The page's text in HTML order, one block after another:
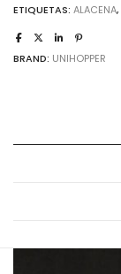
ETIQUETAS: ALACENA,
BRAND: UNIHOPPER